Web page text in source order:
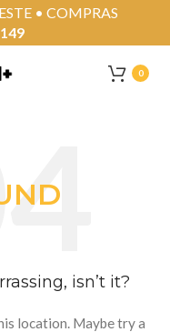
0
isn’t it?
location. Maybe try a
• COMPRAS